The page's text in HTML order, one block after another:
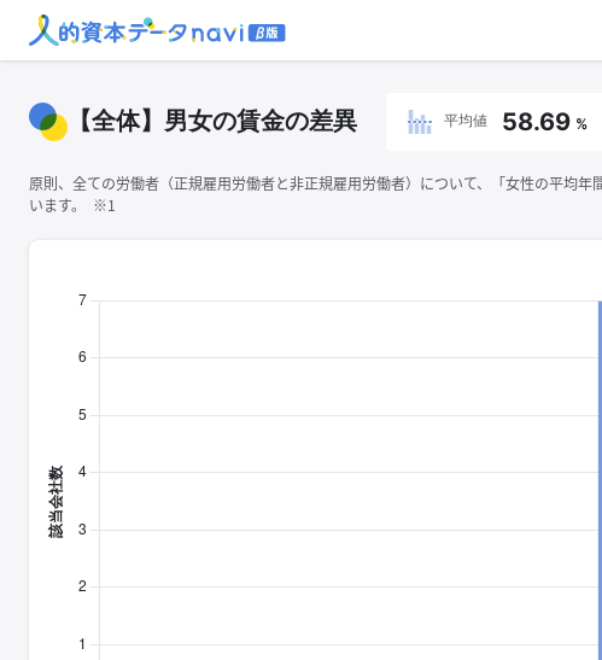
【全体】男女の賃金の差異 平均値 58.69 %
原則、全ての労働者（正規雇用労働者と非正規雇用労働者）について、「女性の平均
います。 ※1